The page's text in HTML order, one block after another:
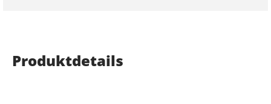
Produktdetails